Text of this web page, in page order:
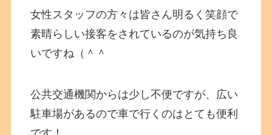
女性スタッフの方々は皆さん明るく笑顔で
素晴らしい接客をされているのが気持ち良
いですね（＾＾
公共交通機関からは少し不便ですが、広い
駐車場があるので車で行くのはとても便利